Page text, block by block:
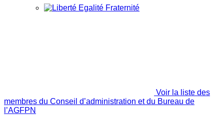
Voir la liste des
membres du Conseil d’administration et du Bureau de
l’AGFPN